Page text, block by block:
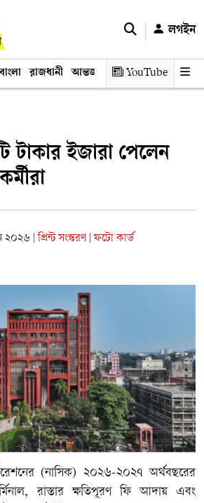
লগইন
রাজধানী আন্তর্জাতিক অর্থনীতি তথ্য
YouTube
টাকার ইজারা পেলেন
২০২৬ প্রিন্ট সংস্করণ ফটো কার্ড
(নাসিক) ২০২৬-২০২৭ অর্থবছরের
রাস্তার ক্ষতিপূরণ ফি আদায় এবং